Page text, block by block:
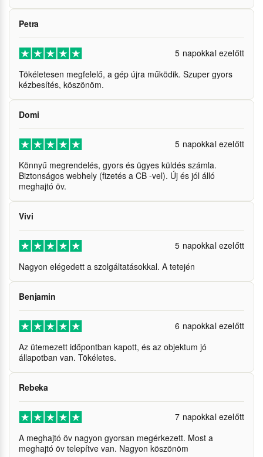
Petra
5 napokkal ezelőtt
Tökéletesen megfelelő, a gép újra működik. Szuper gyors
kézbesítés, köszönöm.
Domi
5 napokkal ezelőtt
Könnyű megrendelés, gyors és ügyes küldés számla.
Biztonságos webhely (fizetés a CB -vel). Új és jól álló
meghajtó öv.
Vivi
5 napokkal ezelőtt
Nagyon elégedett a szolgáltatásokkal. A tetején
Benjamin
6 napokkal ezelőtt
Az ütemezett időpontban kapott, és az objektum jó
állapotban van. Tökéletes.
Rebeka
7 napokkal ezelőtt
A meghajtó öv nagyon gyorsan megérkezett. Most a
meghajtó öv telepítve van. Nagyon köszönöm